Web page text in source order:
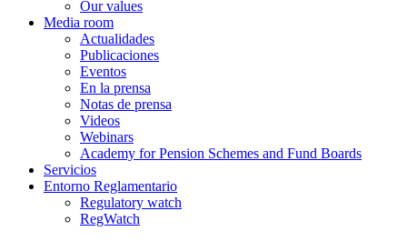
Our values
Media room
Actualidades
Publicaciones
Eventos
En la prensa
Notas de prensa
Videos
Webinars
Academy for Pension Schemes and Fund Boards
Servicios
Entorno Reglamentario
Regulatory watch
RegWatch